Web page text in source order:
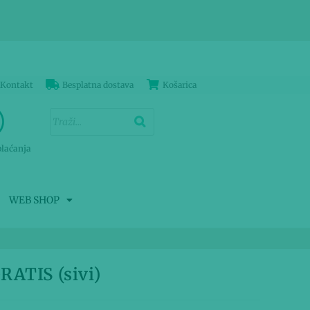
Kontakt Besplatna dostava Košarica
WEB SHOP
(sivi)